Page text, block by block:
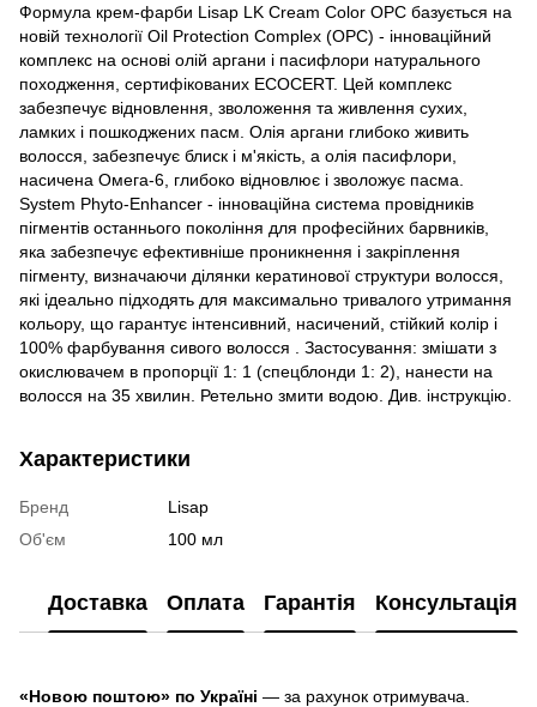
Формула крем-фарби Lisap LK Cream Color OPC базується на
новій технології Oil Protection Complex (OPC) - інноваційний
комплекс на основі олій аргани і пасифлори натурального
походження, сертифікованих ECOCERT. Цей комплекс
забезпечує відновлення, зволоження та живлення сухих,
ламких і пошкоджених пасм. Олія аргани глибоко живить
волосся, забезпечує блиск і м'якість, а олія пасифлори,
насичена Омега-6, глибоко відновлює і зволожує пасма.
System Phyto-Enhancer - інноваційна система провідників
пігментів останнього покоління для професійних барвників,
яка забезпечує ефективніше проникнення і закріплення
пігменту, визначаючи ділянки кератинової структури волосся,
які ідеально підходять для максимально тривалого утримання
кольору, що гарантує інтенсивний, насичений, стійкий колір і
100% фарбування сивого волосся . Застосування: змішати з
окислювачем в пропорції 1: 1 (спецблонди 1: 2), нанести на
волосся на 35 хвилин. Ретельно змити водою. Див. інструкцію.
Характеристики
Бренд
Lisap
Об'єм
100 мл
Доставка Оплата Гарантія Консультація
«Новою поштою» по Україні — за рахунок отримувача.